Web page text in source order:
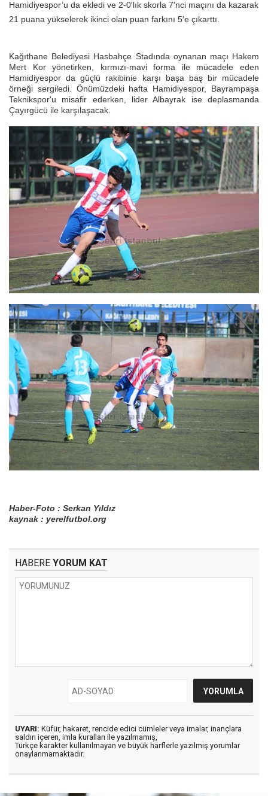
Hamidiyespor’u da ekledi ve 2-0′lık skorla 7′nci maçını da kazarak
21 puana yükselerek ikinci olan puan farkını 5′e çıkarttı.
Kağıthane Belediyesi Hasbahçe Stadında oynanan maçı Hakem
Mert Kor yönetirken, kırmızı-mavi forma ile mücadele eden
Hamidiyespor da güçlü rakibinie karşı başa baş bir mücadele
örneği sergiledi. Önümüzdeki hafta Hamidiyespor, Bayrampaşa
Teknikspor'u misafir ederken, lider Albayrak ise deplasmanda
Çayırgücü ile karşılaşacak.
Haber-Foto : Serkan Yıldız
kaynak : yerelfutbol.org
HABERE YORUM KAT
UYARI: Küfür, hakaret, rencide edici cümleler veya imalar, inançlara
saldırı içeren, imla kuralları ile yazılmamış,
Türkçe karakter kullanılmayan ve büyük harflerle yazılmış yorumlar
onaylanmamaktadır.